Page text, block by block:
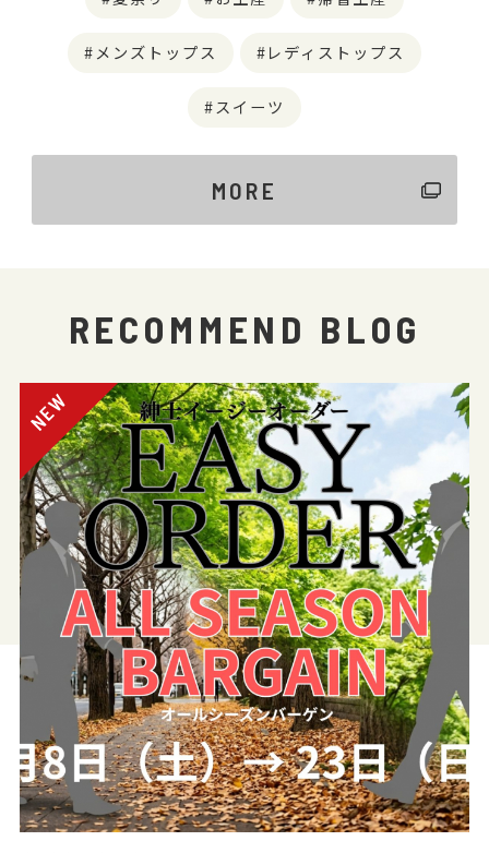
メンズトップス レディストップス
スイーツ
MORE
RECOMMEND BLOG